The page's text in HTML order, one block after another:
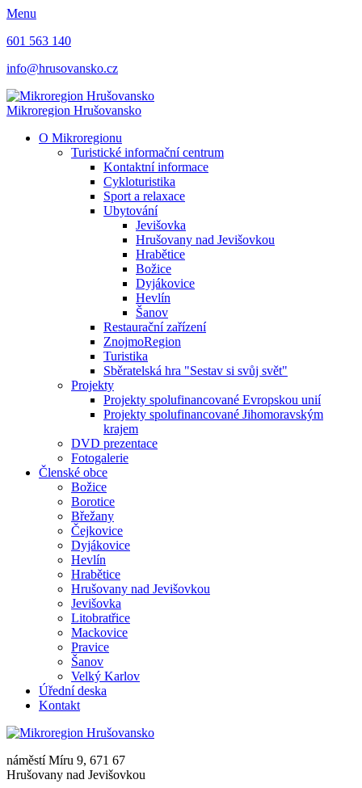
Menu
601 563 140
info@hrusovansko.cz
Mikroregion Hrušovansko
O Mikroregionu
Turistické informační centrum
Kontaktní informace
Cykloturistika
Sport a relaxace
Ubytování
Jevišovka
Hrušovany nad Jevišovkou
Hrabětice
Božice
Dyjákovice
Hevlín
Šanov
Restaurační zařízení
ZnojmoRegion
Turistika
Sběratelská hra "Sestav si svůj svět"
Projekty
Projekty spolufinancované Evropskou unií
Projekty spolufinancované Jihomoravským
krajem
DVD prezentace
Fotogalerie
Členské obce
Božice
Borotice
Břežany
Čejkovice
Dyjákovice
Hevlín
Hrabětice
Hrušovany nad Jevišovkou
Jevišovka
Litobratřice
Mackovice
Pravice
Šanov
Velký Karlov
Úřední deska
Kontakt
náměstí Míru 9, 671 67
Hrušovany nad Jevišovkou